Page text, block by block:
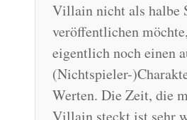
Villain nicht als halbe
veröffentlichen
eigentlich noch einen
(Nichtspieler-
Werten. Die Zeit, die